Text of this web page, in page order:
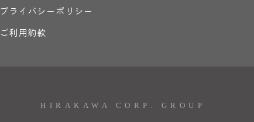
プライバシーポリシー
ご利用約款
HIRAKAWA CORP. GROUP